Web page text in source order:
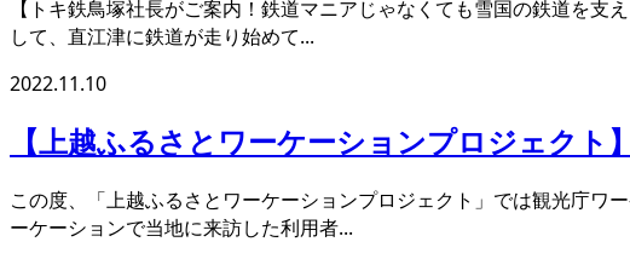
【トキ鉄鳥塚社長がご案内！鉄道マニアじゃなくても雪国の鉄道を
して、直江津に鉄道が走り始めて...
2022.11.10
【上越ふるさとワーケーションプロジェクト
この度、「上越ふるさとワーケーションプロジェクト」では観光庁ワ
ーケーションで当地に来訪した利用者...